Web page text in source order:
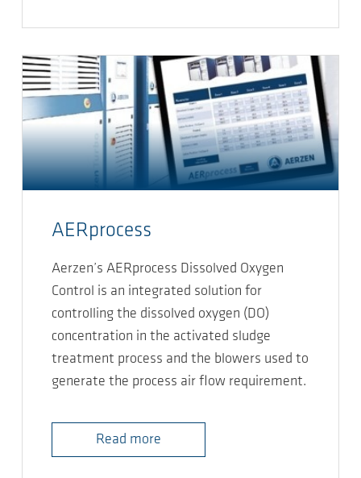
AERprocess
Aerzen’s AERprocess Dissolved Oxygen
Control is an integrated solution for
controlling the dissolved oxygen (DO)
concentration in the activated sludge
treatment process and the blowers used to
generate the process air flow requirement.
Read more